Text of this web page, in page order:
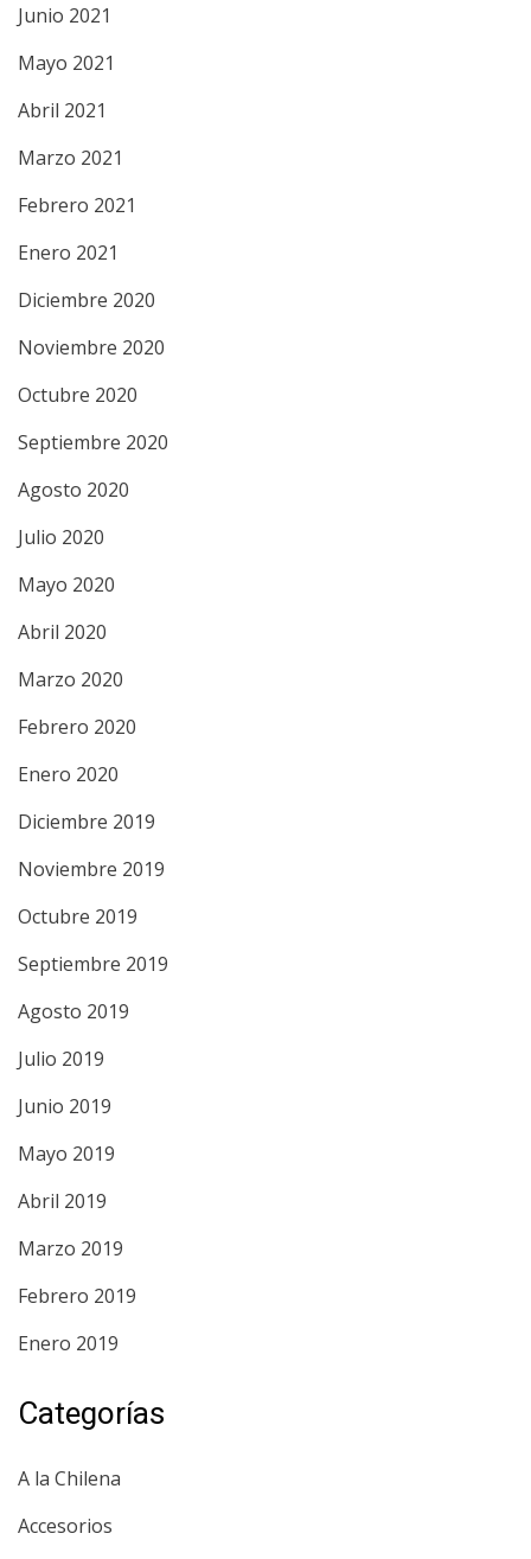
Junio 2021
Mayo 2021
Abril 2021
Marzo 2021
Febrero 2021
Enero 2021
Diciembre 2020
Noviembre 2020
Octubre 2020
Septiembre 2020
Agosto 2020
Julio 2020
Mayo 2020
Abril 2020
Marzo 2020
Febrero 2020
Enero 2020
Diciembre 2019
Noviembre 2019
Octubre 2019
Septiembre 2019
Agosto 2019
Julio 2019
Junio 2019
Mayo 2019
Abril 2019
Marzo 2019
Febrero 2019
Enero 2019
Categorías
A la Chilena
Accesorios